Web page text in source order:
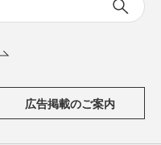
広告掲載のご案内